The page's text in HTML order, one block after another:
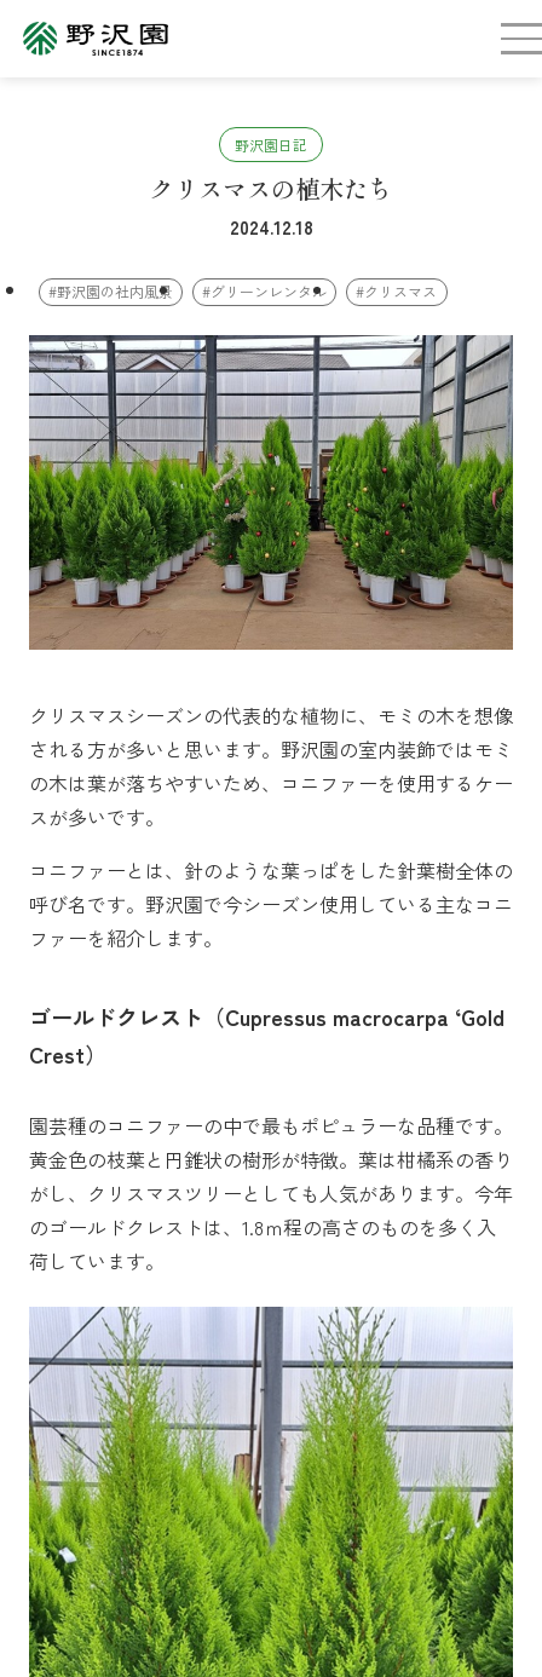
野沢園日記
クリスマスの植木たち
2024.12.18
#野沢園の社内風景 #グリーンレンタル #クリスマス
クリスマスシーズンの代表的な植物に、モミの木を想像
される方が多いと思います。野沢園の室内装飾ではモミ
の木は葉が落ちやすいため、コニファーを使用するケー
スが多いです。
コニファーとは、針のような葉っぱをした針葉樹全体の
呼び名です。野沢園で今シーズン使用している主なコニ
ファーを紹介します。
ゴールドクレスト（Cupressus macrocarpa ‘Gold
Crest）
園芸種のコニファーの中で最もポピュラーな品種です。
黄金色の枝葉と円錐状の樹形が特徴。葉は柑橘系の香り
がし、クリスマスツリーとしても人気があります。今年
のゴールドクレストは、1.8ｍ程の高さのものを多く入
荷しています。